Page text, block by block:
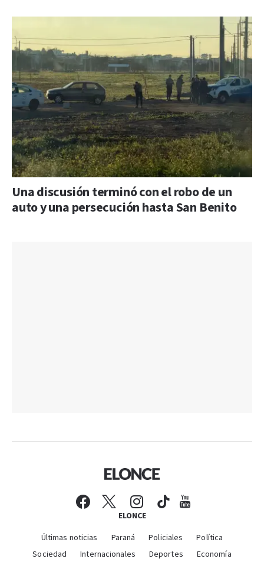
Una discusión terminó con el robo de un
auto y una persecución hasta San Benito
ELONCE
Últimas noticias Paraná Policiales
Política
Sociedad
Internacionales Deportes Economía